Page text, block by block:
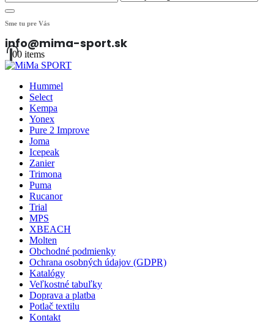
Sme tu pre Vás
info@mima-sport.sk
00 items
Hummel
Select
Kempa
Yonex
Pure 2 Improve
Joma
Icepeak
Zanier
Trimona
Puma
Rucanor
Trial
MPS
XBEACH
Molten
Obchodné podmienky
Ochrana osobných údajov (GDPR)
Katalógy
Veľkostné tabuľky
Doprava a platba
Potlač textilu
Kontakt